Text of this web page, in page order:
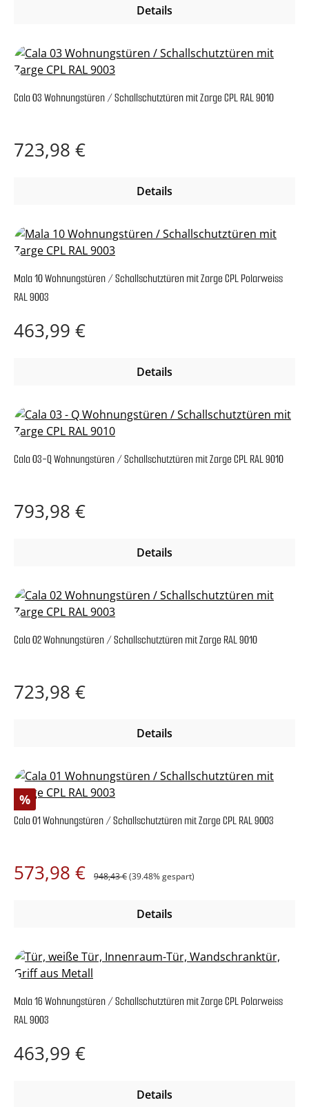
Details
Cala 03 Wohnungstüren / Schallschutztüren mit Zarge CPL RAL 9010
Regulärer Preis:
723,98 €
Details
Mala 10 Wohnungstüren / Schallschutztüren mit Zarge CPL Polarweiss
RAL 9003
Regulärer Preis:
463,99 €
Details
Cala 03-Q Wohnungstüren / Schallschutztüren mit Zarge CPL RAL 9010
Regulärer Preis:
793,98 €
Details
Cala 02 Wohnungstüren / Schallschutztüren mit Zarge RAL 9010
Regulärer Preis:
723,98 €
Details
Rabatt
%
Cala 01 Wohnungstüren / Schallschutztüren mit Zarge CPL RAL 9003
Verkaufspreis:
573,98 €
948,43 €(39.48% gespart)
Details
Mala 16 Wohnungstüren / Schallschutztüren mit Zarge CPL Polarweiss
RAL 9003
Regulärer Preis:
463,99 €
Details